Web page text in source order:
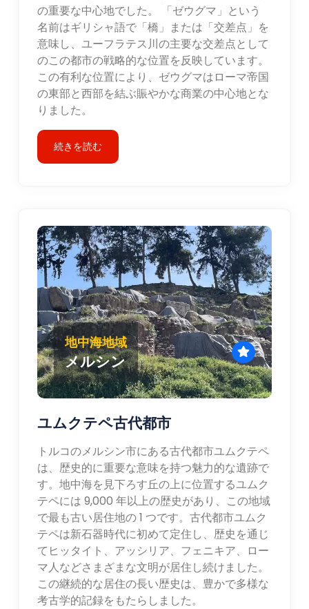
の重要な中心地でした。 「ゼウグマ」という
名前はギリシャ語で「橋」または「交差点」を
意味し、ユーフラテス川の主要な交差点として
のこの都市の戦略的な位置を反映しています。
この有利な位置により、ゼウグマはローマ帝国
の東部と西部を結ぶ賑やかな商業の中心地とな
りました。
続きを読む
地中海地域
メルシン
ユムクテペ古代都市
トルコのメルシン市にある古代都市ユムクテペ
は、歴史的に重要な意味を持つ魅力的な遺跡で
す。地中海を見下ろす丘の上に位置するユムク
テペには 9,000 年以上の歴史があり、この地域
で最も古い居住地の 1 つです。古代都市ユムク
テペは新石器時代に初めて定住し、歴史を通じ
てヒッタイト、アッシリア、フェニキア、ロー
マ人などさまざまな文明が居住し続けました。
この継続的な居住の長い歴史は、豊かで多様な
考古学的記録をもたらしました。